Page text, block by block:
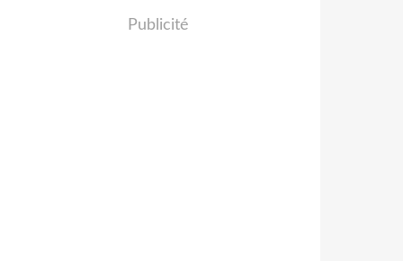
Publicité